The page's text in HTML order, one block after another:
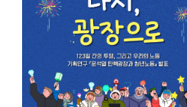
부설기관